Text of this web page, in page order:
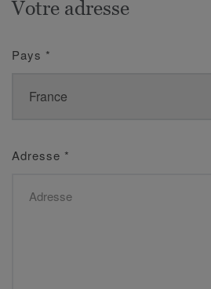
Votre adresse
Pays *
Adresse *